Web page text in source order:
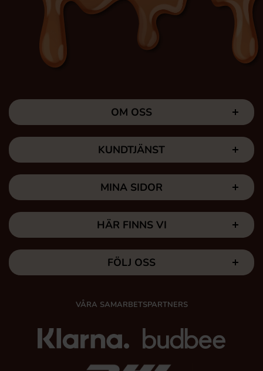
OM OSS
KUNDTJÄNST
MINA SIDOR
HÄR FINNS VI
FÖLJ OSS
VÅRA SAMARBETSPARTNERS